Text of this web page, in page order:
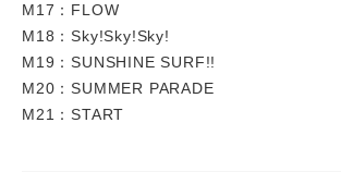
M17：FLOW
M18：Sky!Sky!Sky!
M19：SUNSHINE SURF!!
M20：SUMMER PARADE
M21：START